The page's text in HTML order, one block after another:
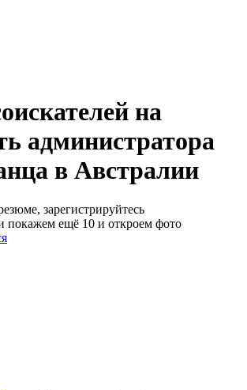
на
администратора
в Австралии
зарегистрируйтесь
покажем ещё 10 и откроем фото